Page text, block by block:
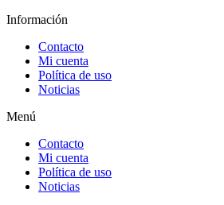
Información
Contacto
Mi cuenta
Política de uso
Noticias
Menú
Contacto
Mi cuenta
Política de uso
Noticias